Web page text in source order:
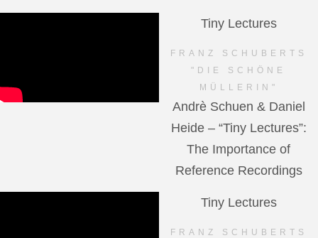
Tiny Lectures
FRANZ SCHUBERTS
"DIE SCHÖNE
MÜLLERIN"
Andrè Schuen & Daniel
Heide – “Tiny Lectures”:
The Importance of
Reference Recordings
Tiny Lectures
FRANZ SCHUBERTS